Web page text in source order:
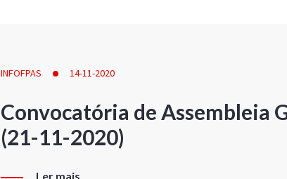
INFOFPAS 14-11-2020
Convocatória de Assembleia
(21-11-2020)
Ler mais